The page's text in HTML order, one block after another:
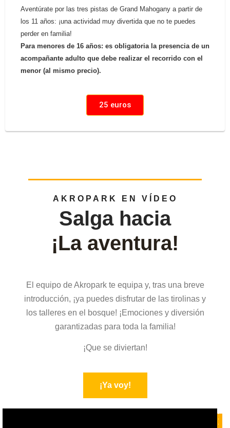
Aventúrate por las tres pistas de Grand Mahogany a partir de
los 11 años: ¡una actividad muy divertida que no te puedes
perder en familia!
Para menores de 16 años: es obligatoria la presencia de un
acompañante adulto que debe realizar el recorrido con el
menor (al mismo precio).
25 euros
AKROPARK EN VÍDEO
Salga hacia
¡La aventura!
El equipo de Akropark te equipa y, tras una breve
introducción, ¡ya puedes disfrutar de las tirolinas y
los talleres en el bosque! ¡Emociones y diversión
garantizadas para toda la familia!
¡Que se diviertan!
¡Ya voy!